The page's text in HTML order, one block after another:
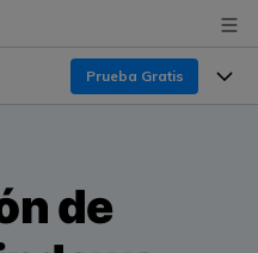
Prueba Gratis
de